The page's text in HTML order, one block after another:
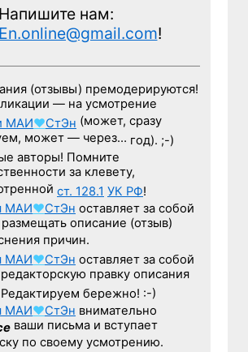
Напишите нам:
!
(отзывы) премодерируются!
— на усмотрение
МАИ♥СтЭн (может, сразу
может — через… год). ;-)
авторы! Помните
за клевету,
ст. 128.1 УК РФ!
МАИ♥СтЭн оставляет за собой
описание (отзыв)
причин.
МАИ♥СтЭн оставляет за собой
правку описания
Редактируем бережно! :-)
МАИ♥СтЭн внимательно
ваши письма и вступает
по своему усмотрению.